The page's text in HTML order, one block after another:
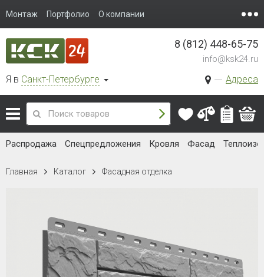
Монтаж Портфолио О компании
Я в Санкт-Петербурге Адреса
8 (812) 448-65-75
info@ksk24.ru
Распродажа Спецпредложения Кровля Фасад
Главная Каталог Фасадная отделка